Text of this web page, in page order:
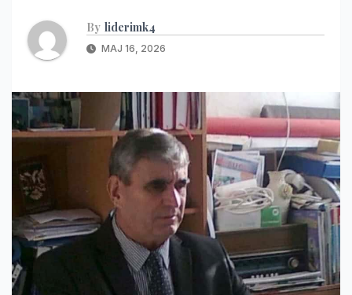
By liderimk4
MAJ 16, 2026